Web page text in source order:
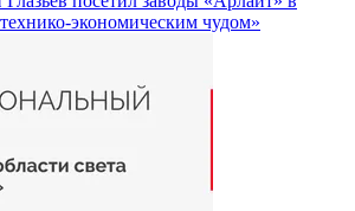
экономическим чудом»